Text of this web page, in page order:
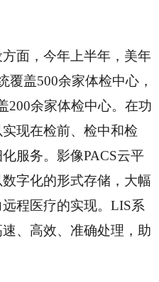
面，今年上半年，美年
覆盖500余家体检中心，
200余家体检中心。在功
现在检前、检中和检
服务。影像PACS云平
字化的形式存储，大幅
程医疗的实现。LIS系
、高效、准确处理，助